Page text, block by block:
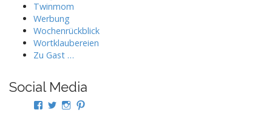
Twinmom
Werbung
Wochenrückblick
Wortklaubereien
Zu Gast …
Social Media
ProfilProfilProfilProfil